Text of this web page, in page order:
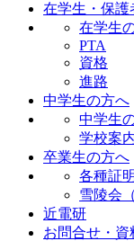
在学生・保護
在学生
PTA
資格
進路
中学生の方へ
中学生
学校案
卒業生の方へ
各種証
雪陵会
近電研
お問合せ・資